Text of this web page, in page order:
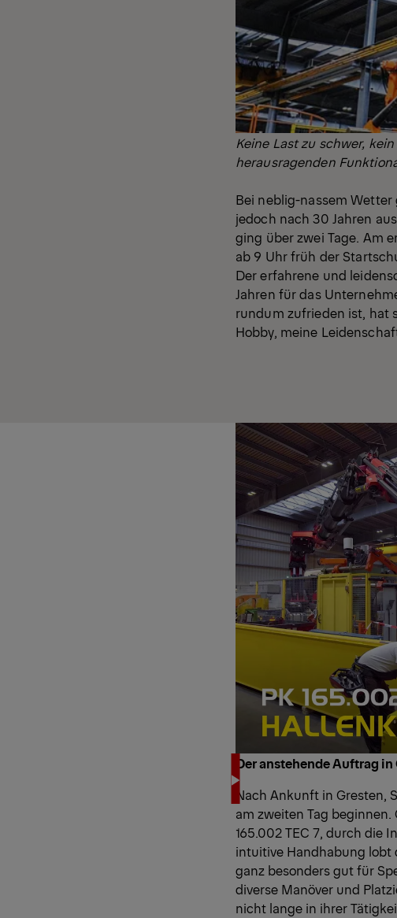
Keine Last zu schwer,
herausragenden
Bei neblig-nassem
jedoch nach 30 Jahren
ging über zwei Tage. Am
ab 9 Uhr früh der
Der erfahrene und
Jahren für das
rundum zufrieden ist, hat
Hobby, meine
Der anstehende Auftrag in
Nach Ankunft in Gresten,
am zweiten Tag
165.002 TEC 7, durch die
intuitive Handhabung lobt
ganz besonders gut für
diverse Manöver und
nicht lange in ihrer